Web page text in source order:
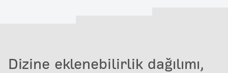
Dizine eklenebilirlik dağılımı,